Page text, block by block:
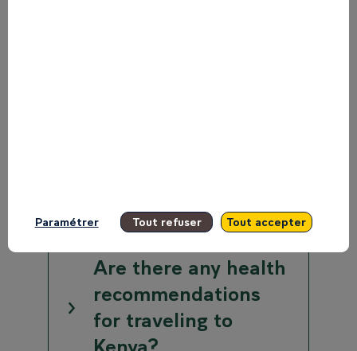
Are there any health
recommendations
for traveling to
Paramétrer Tout refuser Tout accepter